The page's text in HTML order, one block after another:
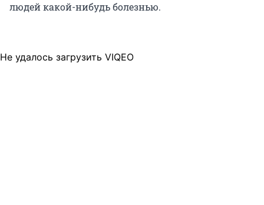
людей какой-нибудь болезнью.
Не удалось загрузить VIQEO